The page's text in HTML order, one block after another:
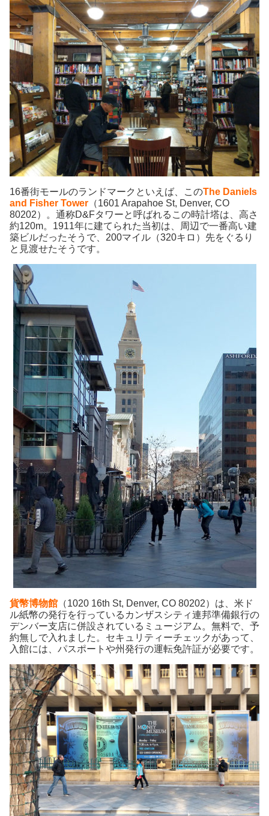
16番街モールのランドマークといえば、このThe Daniels
and Fisher Tower （1601 Arapahoe St, Denver, CO
80202）。通称D&Fタワーと呼ばれるこの時計塔は、高さ
約120m。1911年に建てられた当初は、周辺で一番高い建
築ビルだったそうで、200マイル（320キロ）先をぐるり
と見渡せたそうです。
貨幣博物館 （1020 16th St, Denver, CO 80202）は、米ド
ル紙幣の発行を行っているカンザスシティ連邦準備銀行の
デンバー支店に併設されているミュージアム。無料で、予
約無しで入れました。セキュリティーチェックがあって、
入館には、パスポートや州発行の運転免許証が必要です。